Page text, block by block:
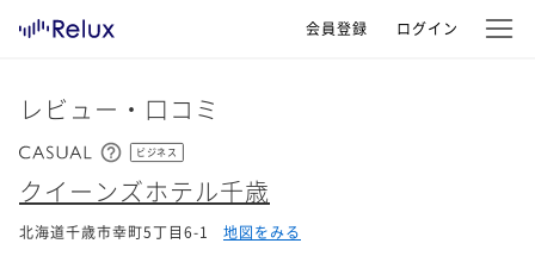
会員登録 ログイン
レビュー・口コミ
ビジネス
クイーンズホテル千歳
北海道千歳市幸町5丁目6-1 地図をみる